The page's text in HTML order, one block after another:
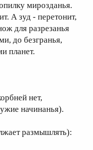
мирозданья.
А зуд - перетонит,
для разрезанья
до безгранья,
планет.
нет,
начинанья).
размышлять):